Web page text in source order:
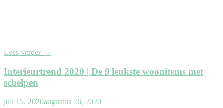
Lees verder →
Interieurtrend 2020 | De 9 leukste woonitems met
schelpen
juli 15, 2020augustus 26, 2020